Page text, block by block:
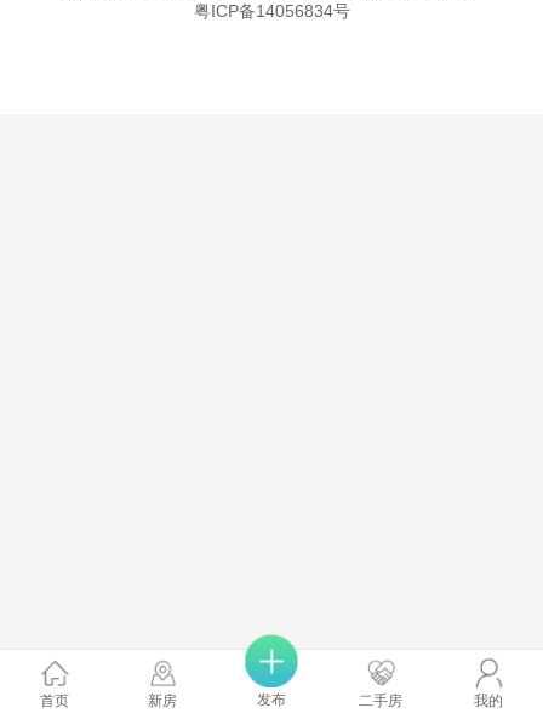
首页 新房 发布 二手房 我的
粤ICP备14056834号